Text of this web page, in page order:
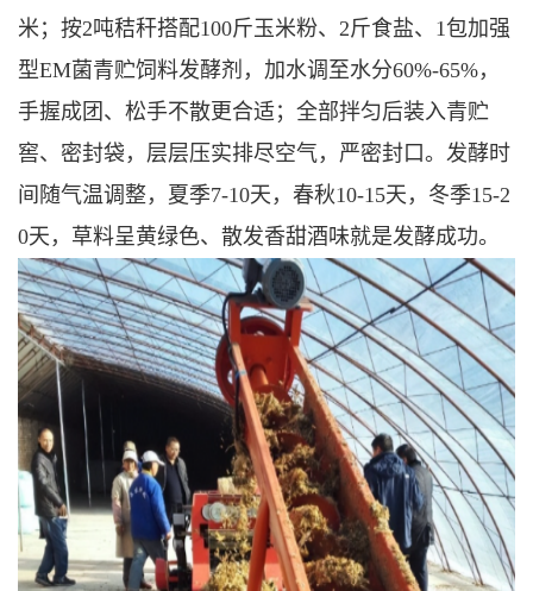
米；按2吨秸秆搭配100斤玉米粉、2斤食盐、1包加强
型EM菌青贮饲料发酵剂，加水调至水分60%-65%，
手握成团、松手不散更合适；全部拌匀后装入青贮
窖、密封袋，层层压实排尽空气，严密封口。发酵时
间随气温调整，夏季7-10天，春秋10-15天，冬季15-2
0天，草料呈黄绿色、散发香甜酒味就是发酵成功。